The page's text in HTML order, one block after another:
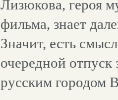
Лизюкова, героя
фильма, знает
Значит, есть
очередной отпуск
русским городом